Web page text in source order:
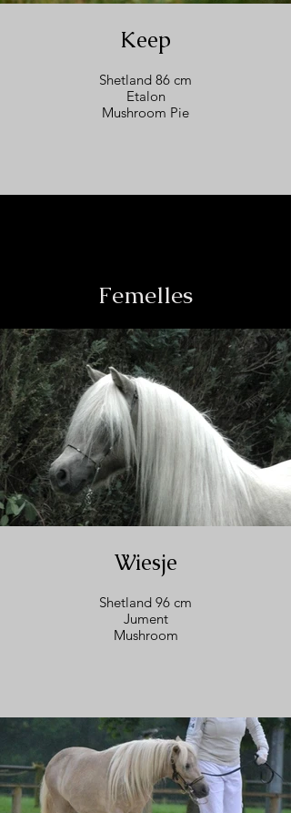
Keep
Shetland 86 cm
Etalon
Mushroom Pie
Femelles
Wiesje
Shetland 96 cm
Jument
Mushroom